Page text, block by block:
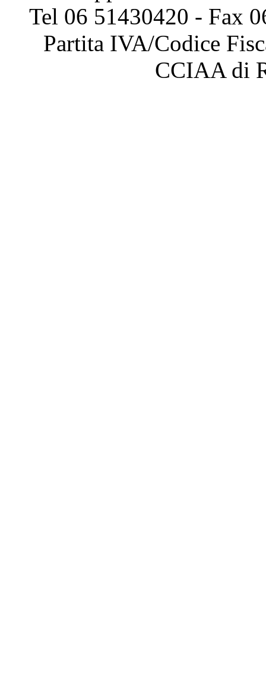
Tel 06 51430420 - Fax
Partita IVA/Codice
CCIAA di